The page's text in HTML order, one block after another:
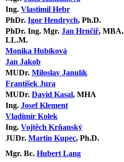
Ing. Vlastimil Hebr
PhDr. Igor Hendrych, Ph.D.
PhDr. Ing. Mgr. Jan Hrnčíř, MBA,
LL.M.
Monika Hubíková
Jan Jakob
MUDr. Miloslav Janulík
František Jura
MUDr. David Kasal, MHA
Ing. Josef Klement
Vladimír Kolek
Ing. Vojtěch Krňanský
JUDr. Martin Kupec, Ph.D.
Mgr. Bc. Hubert Lang